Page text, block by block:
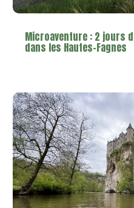
Microaventure : 2 jours
dans les Hautes-Fagnes